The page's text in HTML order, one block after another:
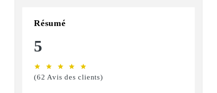
Résumé
5
star star star star star
(62 Avis des clients)